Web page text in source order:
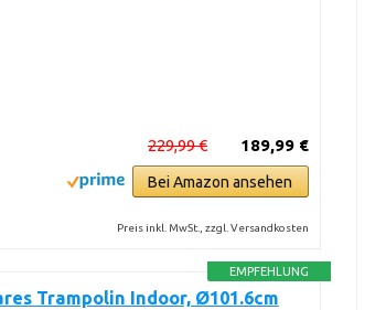
189,99 €
229,99 €
Bei Amazon ansehen
Preis inkl. MwSt., zzgl. Versandkosten
EMPFEHLUNG
Trampolin Indoor, Ø101.6cm